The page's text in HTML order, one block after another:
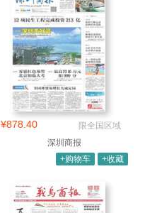
¥878.40
限全国区域
深圳商报
+购物车
+收藏